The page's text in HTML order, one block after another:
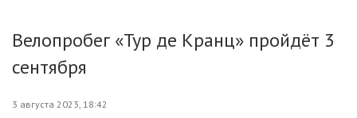
Велопробег «Тур де Кранц» пройдёт 3
сентября
3 августа 2023, 18:42